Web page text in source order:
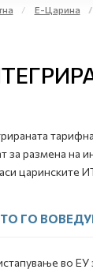
Е-Царина
за размена на
царинските
ГО
во